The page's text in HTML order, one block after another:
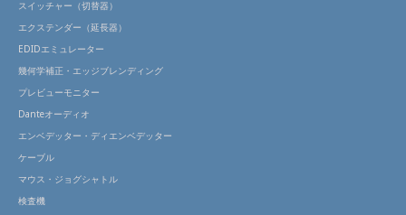
スイッチャー（切替器）
エクステンダー（延長器）
EDIDエミュレーター
幾何学補正・エッジブレンディング
プレビューモニター
Danteオーディオ
エンベデッター・ディエンベデッター
ケーブル
マウス・ジョグシャトル
検査機